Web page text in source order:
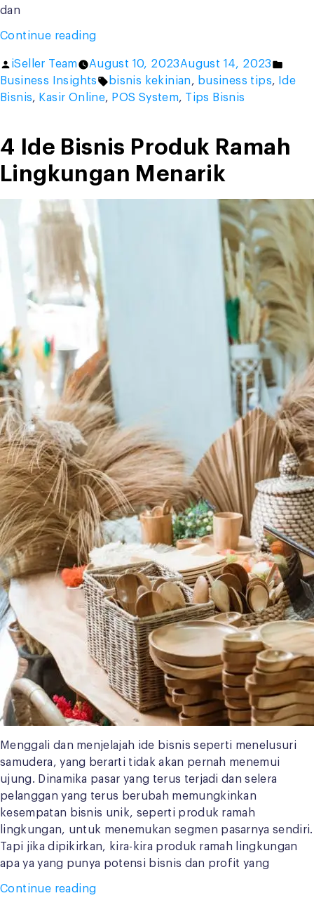
dan
Continue reading“5
Bisnis
yang
Menjanjikan
Tahan
Guncangan
Ekonomi”
Posted
by
iSeller Team August 10, 2023August 14, 2023
in
Business Insights Tags:
bisnis kekinian, business tips,
Ide
Bisnis, Kasir Online, POS System, Tips Bisnis
4 Ide Bisnis Produk Ramah
Lingkungan Menarik
Menggali dan menjelajah ide bisnis seperti menelusuri
samudera, yang berarti tidak akan pernah menemui
ujung. Dinamika pasar yang terus terjadi dan selera
pelanggan yang terus berubah memungkinkan
kesempatan bisnis unik, seperti produk ramah
lingkungan, untuk menemukan segmen pasarnya sendiri.
Tapi jika dipikirkan, kira-kira produk ramah lingkungan
apa ya yang punya potensi bisnis dan profit yang
Continue reading“4